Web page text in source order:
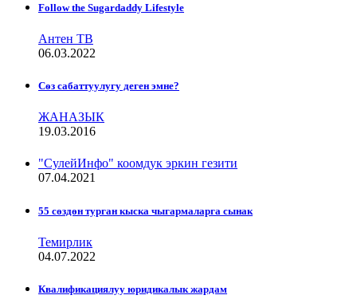
Follow the Sugardaddy Lifestyle
Антен ТВ
06.03.2022
Сѳз сабаттуулугу деген эмне?
ЖАНАЗЫК
19.03.2016
"СулейИнфо" коомдук эркин гезити
07.04.2021
55 сөздөн турган кыска чыгармаларга сынак
Темирлик
04.07.2022
Квалификациялуу юридикалык жардам